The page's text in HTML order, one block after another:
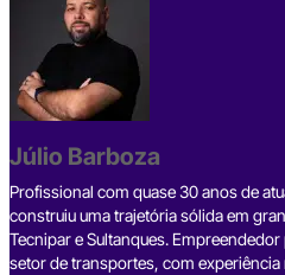
e
b
o
o
k
s
Júlio Barboza
Profissional com quase 30 anos de
construiu uma trajetória sólida em
Tecnipar e Sultanques.
setor de transportes, com experiência